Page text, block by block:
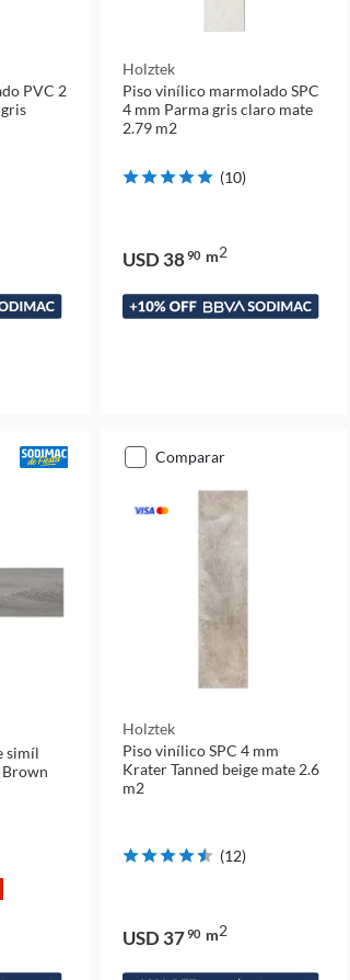
PVC 2
Holztek
Piso vinílico marmolado SPC
4 mm Parma gris claro mate
2.79 m2
(10)
USD 3890 m2
simíl
Brown
comparar
Holztek
Piso vinílico SPC 4 mm
Krater Tanned beige mate 2.6
m2
(12)
USD 3790 m2